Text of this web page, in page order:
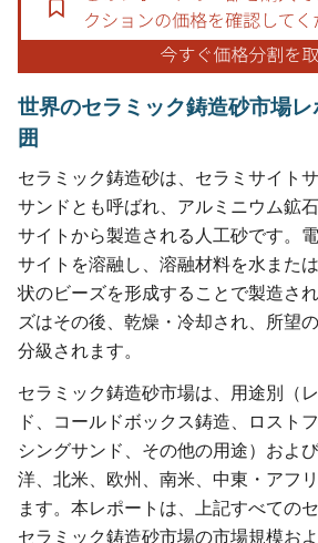
世界のセラミック鋳造砂市場
囲
セラミック鋳造砂は、セラミサイト
サンドとも呼ばれ、アルミニウム鉱
サイトから製造される人工砂です。
サイトを溶融し、溶融材料を水また
状のビーズを形成することで製造さ
ズはその後、乾燥・冷却され、所望
分級されます。
セラミック鋳造砂市場は、用途別（
ド、コールドボックス鋳造、ロスト
シングサンド、その他の用途）およ
洋、北米、欧州、南米、中東・アフ
ます。本レポートは、上記すべての
セラミック鋳造砂市場の市場規模お